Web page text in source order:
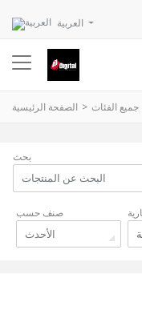
العربية
الصفحة الرئيسية جميع الفئات
بحث
صنف حسب
الأحدث